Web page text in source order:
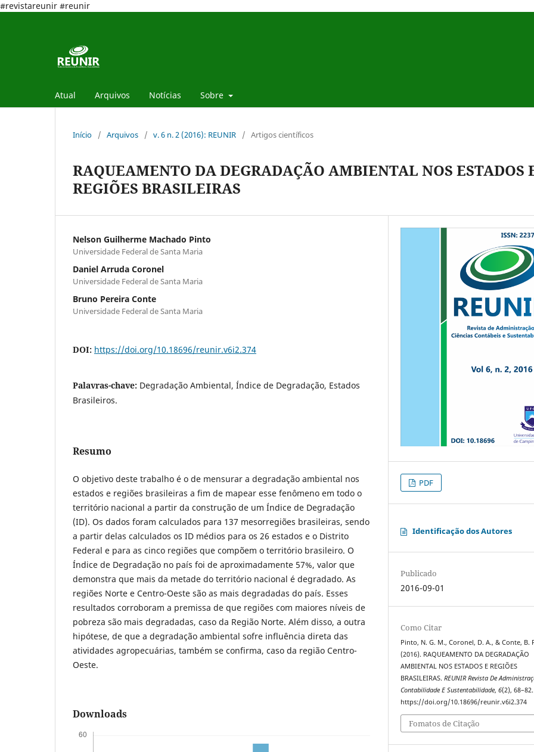
#revistareunir #reunir
Atual Arquivos Notícias Sobre
Início / Arquivos / v. 6 n. 2 (2016): REUNIR / Artigos científicos
RAQUEAMENTO DA DEGRADAÇÃO AMBIENTAL NOS ESTADOS
REGIÕES BRASILEIRAS
Nelson Guilherme Machado Pinto
Universidade Federal de Santa Maria
Daniel Arruda Coronel
Universidade Federal de Santa Maria
Bruno Pereira Conte
Universidade Federal de Santa Maria
DOI: https://doi.org/10.18696/reunir.v6i2.374
Palavras-chave: Degradação Ambiental, Índice de Degradação, Estados
Brasileiros.
Resumo
O objetivo deste trabalho é o de mensurar a degradação ambiental nos
estados e regiões brasileiras a fim de mapear esse fenômeno em todo o
território nacional a partir da construção de um Índice de Degradação
(ID). Os dados foram calculados para 137 mesorregiões brasileiras, sendo
a partir delas calculados os ID médios para os 26 estados e o Distrito
Federal e para as cinco regiões que compõem o território brasileiro. O
Índice de Degradação no país foi de aproximadamente 57%, valor que
demonstra que mais da metade do território nacional é degradado. As
regiões Norte e Centro-Oeste são as mais degradadas do país. Esses
resultados corroboram a premissa de que regiões com maiores níveis de
pobreza são mais degradadas, caso da Região Norte. Além disso, a outra
hipótese, de que a degradação ambiental sofre influência direta das
atividades agropecuárias, também se confirma, caso da região Centro-
Oeste.
Downloads
PDF
Identificação dos Autores
Publicado
2016-09-01
Como Citar
Pinto, N. G. M., Coronel, D. A., & Conte, B.
(2016). RAQUEAMENTO DA DEGRADAÇÃO
AMBIENTAL NOS ESTADOS E REGIÕES
BRASILEIRAS.REUNIR Revista De
Contabilidade E Sustentabilidade,6(2), 68–82.
https://doi.org/10.18696/reunir.v6i2.374
Fomatos de Citação